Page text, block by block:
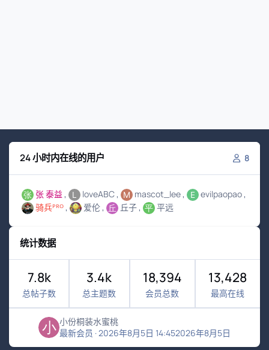
24 小时内在线的用户 8
张 泰益 loveABC mascot_lee
evilpaopao
骑兵ᴾᴿᴼ
爱伦 丘子 平远
统计数据
7.8k
总帖子数
3.4k
总主题数
18,394
会员总数
13,428
最高在线
小份桐装水蜜桃
最新会员 ·2026年8月5日 14:452026年8月5日